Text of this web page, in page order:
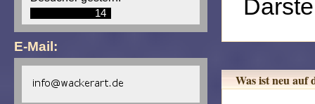
14
E-Mail:
Was ist neu auf